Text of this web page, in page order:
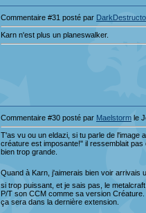
Commentaire #31 posté par
Karn n'est plus un planeswalker.
Commentaire #30 posté par Maelstorm le
T'as vu ou un eldazi, si tu parle de l'image
créature est imposante!" il ressemblait
bien trop grande.
Quand à Karn, j'aimerais bien voir arrivais
si trop puissant, et je sais pas, le
P/T son CCM comme sa version
ça sera dans la dernière extension.